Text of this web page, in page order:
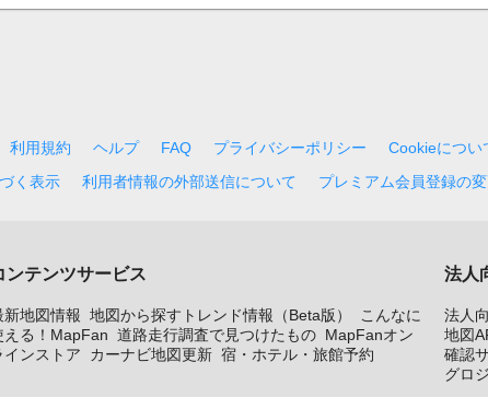
利用規約 ヘルプ FAQ プライバシーポリシー
Cookieについ
く表示 利用者情報の外部送信について プレミアム会員登録の
ンテンツサービス
新地図情報 地図から探すトレンド情報（Beta版）
こんなに
える！MapFan 道路走行調査で見つけたもの MapFanオン
インストア
カーナビ地図更新 宿・ホテル・旅館予約
法人
法人
地図
確認
グロジ